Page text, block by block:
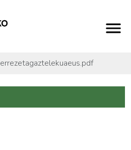
errezetagaztelekuaeus.pdf